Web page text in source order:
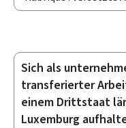
Unterrubriken
Sich als
transferierter
einem Drittstaat
Luxemburg